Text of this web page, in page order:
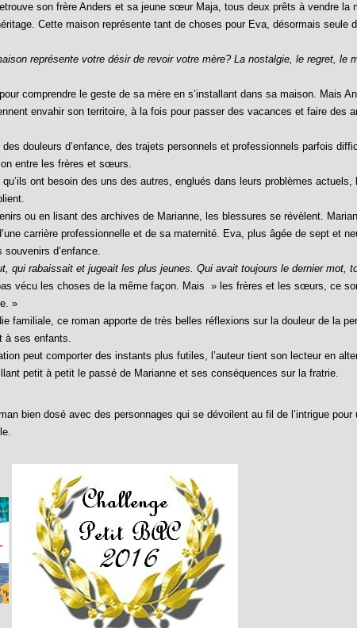
son frère Anders et sa jeune sœur Maja, tous deux prêts à vendre la
Cette maison représente tant de choses pour Eva, désormais seule
représente votre désir de revoir votre mère? La nostalgie, le regret, le
comprendre le geste de sa mère en s’installant dans sa maison. Mais
envahir son territoire, à la fois pour passer des vacances et faire des
douleurs d’enfance, des trajets personnels et professionnels parfois
entre les frères et sœurs.
ont besoin des uns des autres, englués dans leurs problèmes actuels,
ou en lisant des archives de Marianne, les blessures se révèlent.
carrière professionnelle et de sa maternité. Eva, plus âgée de sept et
souvenirs d’enfance.
qui rabaissait et jugeait les plus jeunes. Qui avait toujours le dernier mot,
vécu les choses de la même façon. Mais » les frères et les sœurs, ce
»
familiale, ce roman apporte de très belles réflexions sur la douleur de la
à ses enfants.
peut comporter des instants plus futiles, l’auteur tient son lecteur en
petit à petit le passé de Marianne et ses conséquences sur la fratrie.
bien dosé avec des personnages qui se dévoilent au fil de l’intrigue pour